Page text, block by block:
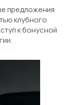
предложения
клубного
к бонусной